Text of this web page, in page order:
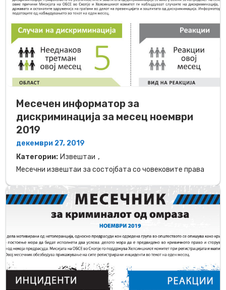
Месечен информатор за
дискриминација за месец ноември
2019
декември 27, 2019
Категории: Извештаи ,
Месечни извештаи за состојбата со човековите права